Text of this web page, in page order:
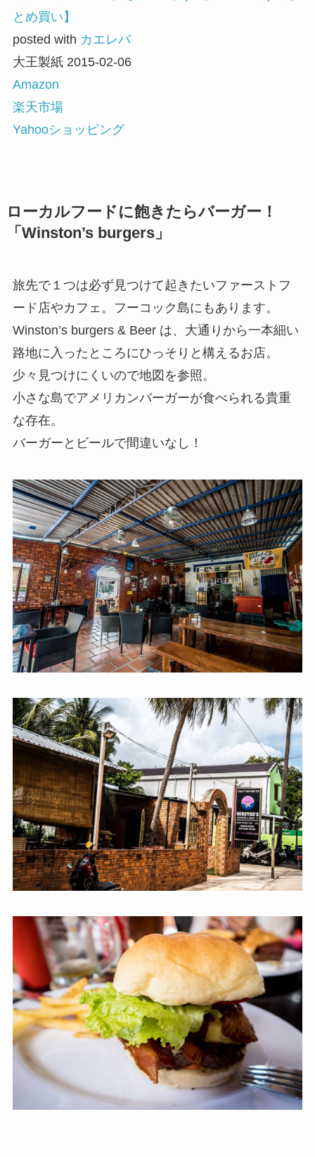
とめ買い】
posted with カエレバ
大王製紙 2015-02-06
Amazon
楽天市場
Yahooショッピング
ローカルフードに飽きたらバーガー！
「Winston’s burgers」
旅先で１つは必ず見つけて起きたいファーストフ
ード店やカフェ。フーコック島にもあります。
Winston’s burgers & Beer は、大通りから一本細い
路地に入ったところにひっそりと構えるお店。
少々見つけにくいので地図を参照。
小さな島でアメリカンバーガーが食べられる貴重
な存在。
バーガーとビールで間違いなし！